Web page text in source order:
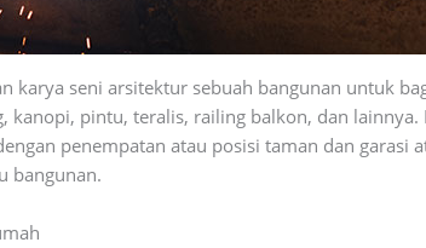
karya seni arsitektur sebuah bangunan untuk
kanopi, pintu, teralis, railing balkon, dan
penempatan atau posisi taman dan garasi
bangunan.